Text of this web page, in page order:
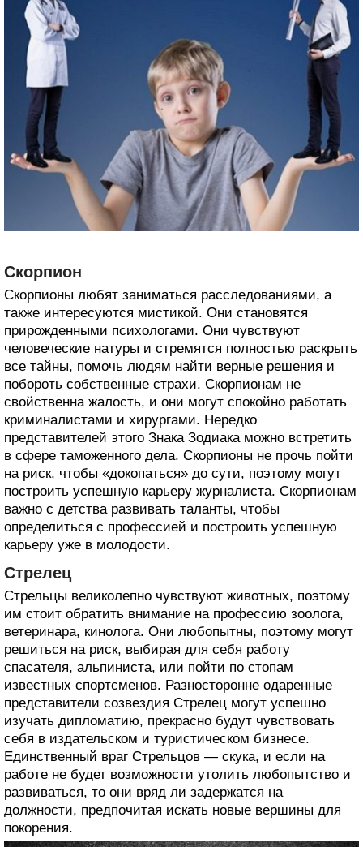
Скорпион
Скорпионы любят заниматься расследованиями, а
также интересуются мистикой. Они становятся
прирожденными психологами. Они чувствуют
человеческие натуры и стремятся полностью раскрыть
все тайны, помочь людям найти верные решения и
побороть собственные страхи. Скорпионам не
свойственна жалость, и они могут спокойно работать
криминалистами и хирургами. Нередко
представителей этого Знака Зодиака можно встретить
в сфере таможенного дела. Скорпионы не прочь пойти
на риск, чтобы «докопаться» до сути, поэтому могут
построить успешную карьеру журналиста. Скорпионам
важно с детства развивать таланты, чтобы
определиться с профессией и построить успешную
карьеру уже в молодости.
Стрелец
Стрельцы великолепно чувствуют животных, поэтому
им стоит обратить внимание на профессию зоолога,
ветеринара, кинолога. Они любопытны, поэтому могут
решиться на риск, выбирая для себя работу
спасателя, альпиниста, или пойти по стопам
известных спортсменов. Разносторонне одаренные
представители созвездия Стрелец могут успешно
изучать дипломатию, прекрасно будут чувствовать
себя в издательском и туристическом бизнесе.
Единственный враг Стрельцов — скука, и если на
работе не будет возможности утолить любопытство и
развиваться, то они вряд ли задержатся на
должности, предпочитая искать новые вершины для
покорения.